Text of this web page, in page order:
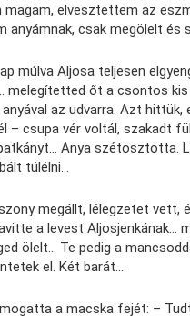
elvesztettem az
anyámnak, csak megölelt és
múlva Aljosa teljesen
melegítetted őt a csontos
az udvarra. Azt hittük,
– csupa vér voltál, szakadt
Anya szétosztotta.
túlélni…
megállt, lélegzetet vett,
a levest Aljosjenkának…
ölelt… Te pedig a
el. Két barát…
a macska fejét: –